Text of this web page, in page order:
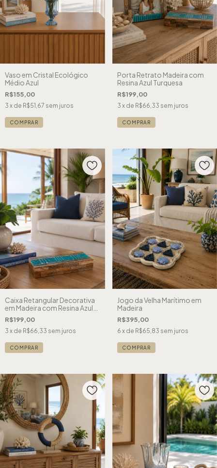
Vaso em Cristal Ecológico
Médio Azul
R$155,00
3 x de R$51,67 sem juros
Porta Retrato Madeira com
Resina Azul Turquesa
R$199,00
3 x de R$66,33 sem juros
Caixa Retangular Decorativa
em Madeira com Resina Azul
Turquesa
R$199,00
3 x de R$66,33 sem juros
Jogo da Velha Marítimo em
Madeira
R$395,00
6 x de R$65,83 sem juros